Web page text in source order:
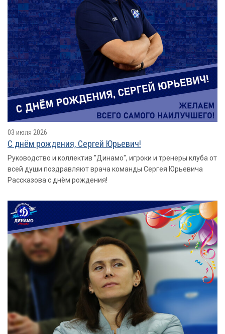
03 июля 2026
С днём рождения, Сергей Юрьевич!
Руководство и коллектив "Динамо", игроки и тренеры клуба от
всей души поздравляют врача команды Сергея Юрьевича
Рассказова с днём рождения!